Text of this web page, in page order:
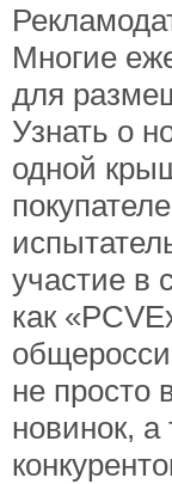
Многие
для
Узнать о
одной
участие в
как
не просто
новинок,